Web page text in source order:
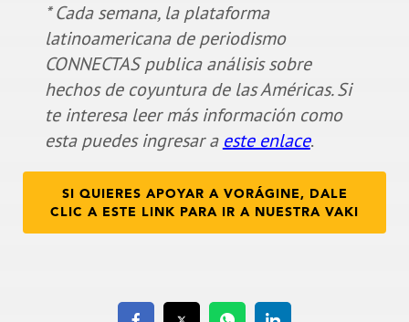
* Cada semana, la plataforma
latinoamericana de periodismo
CONNECTAS publica análisis sobre
hechos de coyuntura de las Américas. Si
te interesa leer más información como
esta puedes ingresar a este enlace.
SI QUIERES APOYAR A VORÁGINE, DALE
CLIC A ESTE LINK PARA IR A NUESTRA VAKI